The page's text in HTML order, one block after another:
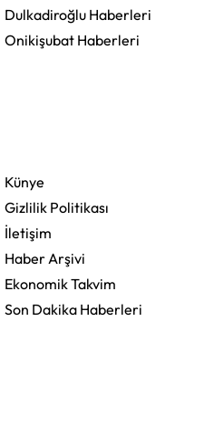
Dulkadiroğlu Haberleri
Onikişubat Haberleri
Künye
Gizlilik Politikası
İletişim
Haber Arşivi
Ekonomik Takvim
Son Dakika Haberleri